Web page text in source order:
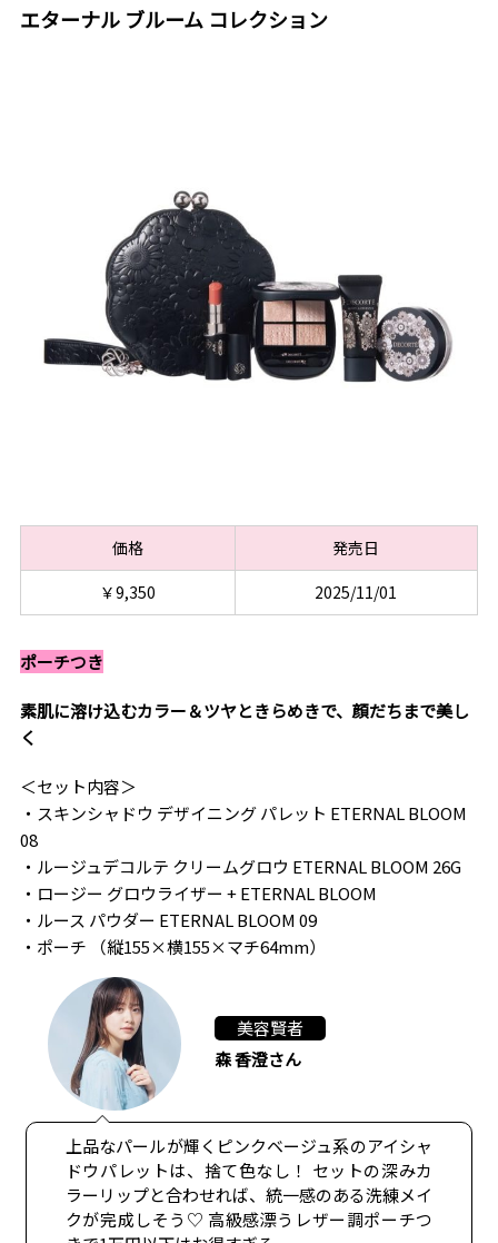
エターナル ブルーム コレクション
価格
発売日
￥9,350
2025/11/01
ポーチつき
素肌に溶け込むカラー＆ツヤときらめきで、顔だちまで美し
く
＜セット内容＞
・スキンシャドウ デザイニング パレット ETERNAL BLOOM
08
・ルージュデコルテ クリームグロウ ETERNAL BLOOM 26G
・ロージー グロウライザー + ETERNAL BLOOM
・ルース パウダー ETERNAL BLOOM 09
・ポーチ （縦155×横155×マチ64mm）
美容賢者
森 香澄さん
上品なパールが輝くピンクベージュ系のアイシャ
ドウパレットは、捨て色なし！ セットの深みカ
ラーリップと合わせれば、統一感のある洗練メイ
クが完成しそう♡ 高級感漂うレザー調ポーチつ